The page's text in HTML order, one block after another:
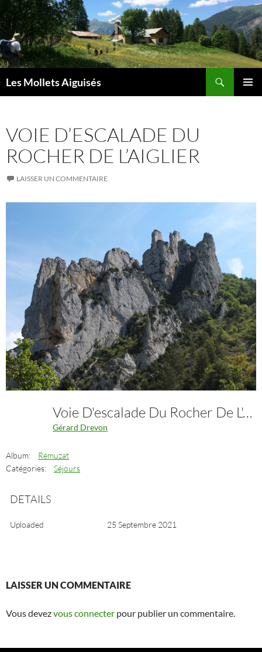
Aller
au
contenu
Les Mollets Aiguisés
VOIE D’ESCALADE DU
ROCHER DE L’AIGLIER
LAISSER UN COMMENTAIRE
Voie D'escalade Du Rocher De L'Aiglier
Gérard Drevon
Album:
Rémuzat
Catégories:
Séjours
DETAILS
Uploaded 25 Septembre 2021
LAISSER UN COMMENTAIRE
Vous devezvous connecter pour publier un commentaire.